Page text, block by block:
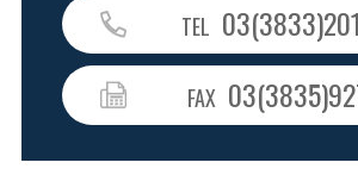
TEL
FAX